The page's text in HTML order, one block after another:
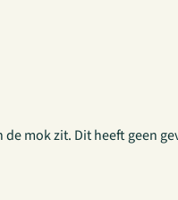
mok zit. Dit heeft geen